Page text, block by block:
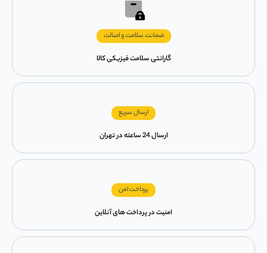
ضمانت سلامت و اصالت
گارانتی سلامت فیزیکی کالا
ارسال سریع
ارسال 24 ساعته در تهران
پرداخت امن
امنیت در پرداخت های آنلاین